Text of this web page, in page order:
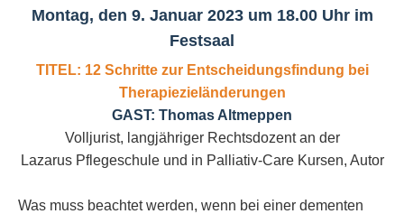
Montag, den 9. Januar 2023 um 18.00 Uhr im
Festsaal
TITEL: 12 Schritte zur Entscheidungsfindung bei
Therapiezieländerungen
GAST: Thomas Altmeppen
Volljurist, langjähriger Rechtsdozent an der
Lazarus Pflegeschule und in Palliativ-Care Kursen, Autor
Was muss beachtet werden, wenn bei einer dementen